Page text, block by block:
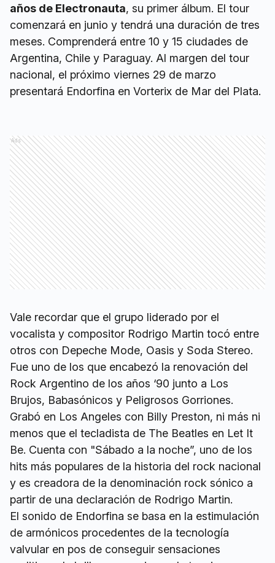
años de Electronauta, su primer álbum. El tour
comenzará en junio y tendrá una duración de tres
meses. Comprenderá entre 10 y 15 ciudades de
Argentina, Chile y Paraguay. Al margen del tour
nacional, el próximo viernes 29 de marzo
presentará Endorfina en Vorterix de Mar del Plata.
Ads
Vale recordar que el grupo liderado por el
vocalista y compositor Rodrigo Martin tocó entre
otros con Depeche Mode, Oasis y Soda Stereo.
Fue uno de los que encabezó la renovación del
Rock Argentino de los años ‘90 junto a Los
Brujos, Babasónicos y Peligrosos Gorriones.
Grabó en Los Angeles con Billy Preston, ni más ni
menos que el tecladista de The Beatles en Let It
Be. Cuenta con "Sábado a la noche”, uno de los
hits más populares de la historia del rock nacional
y es creadora de la denominación rock sónico a
partir de una declaración de Rodrigo Martin.
El sonido de Endorfina se basa en la estimulación
de armónicos procedentes de la tecnología
valvular en pos de conseguir sensaciones